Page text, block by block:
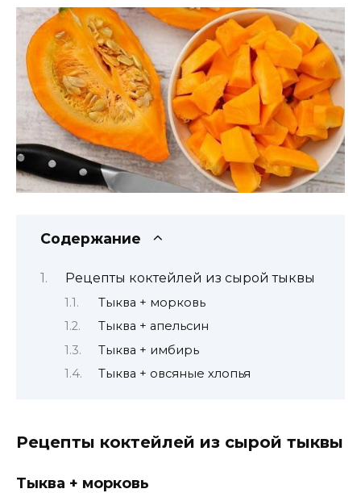
Содержание
Рецепты коктейлей из сырой тыквы
Тыква + морковь
Тыква + апельсин
Тыква + имбирь
Тыква + овсяные хлопья
Рецепты коктейлей из сырой тыквы
Тыква + морковь